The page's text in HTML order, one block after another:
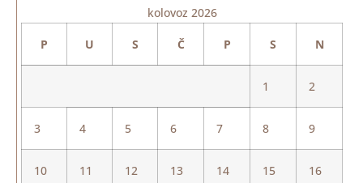
kolovoz 2026
P U S Č P S N
1 2
3 4 5 6 7 8 9
10 11 12 13 14 15 16